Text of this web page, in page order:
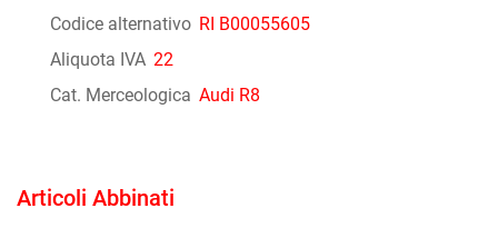
Codice alternativo RI B00055605
Aliquota IVA 22
Cat. Merceologica Audi R8
Articoli Abbinati